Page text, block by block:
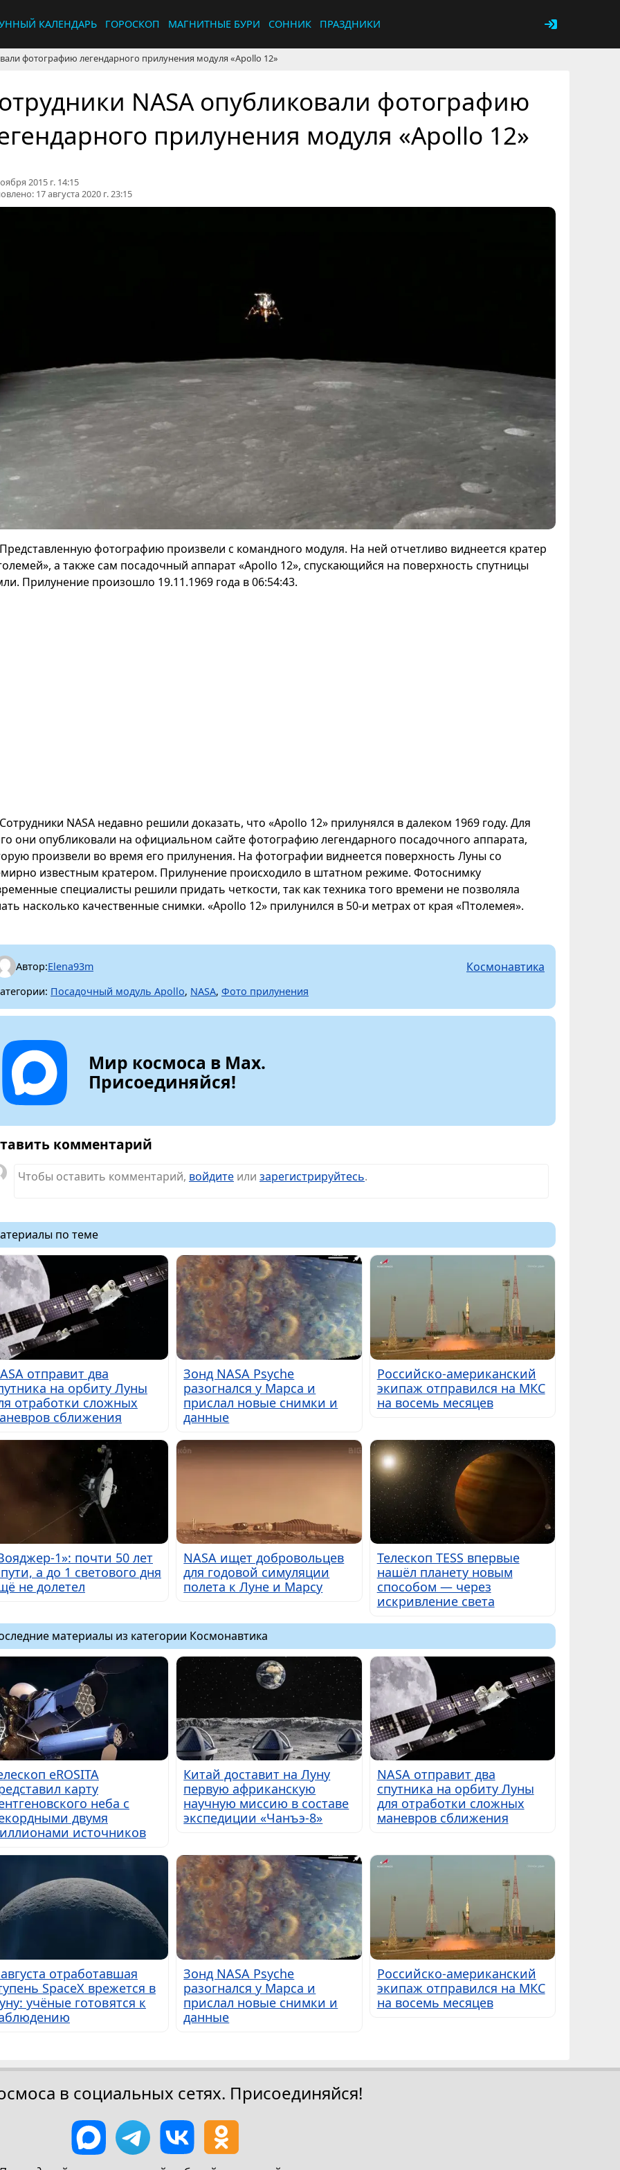
КАЛЕНДАРЬ ГОРОСКОП МАГНИТНЫЕ БУРИ СОННИК ПРАЗДНИКИ
фотографию легендарного прилунения модуля «Apollo 12»
NASA опубликовали фотографию
прилунения модуля «Apollo 12»
2015 г. 14:15
17 августа 2020 г. 23:15
Представленную фотографию произвели с командного модуля. На ней отчетливо виднеется кратер
а также сам посадочный аппарат «Apollo 12», спускающийся на поверхность спутницы
Прилунение произошло 19.11.1969 года в 06:54:43.
Сотрудники NASA недавно решили доказать, что «Apollo 12» прилунялся в далеком 1969 году. Для
они опубликовали на официальном сайте фотографию легендарного посадочного аппарата,
произвели во время его прилунения. На фотографии виднеется поверхность Луны со
известным кратером. Прилунение происходило в штатном режиме. Фотоснимку
специалисты решили придать четкости, так как техника того времени не позволяла
насколько качественные снимки. «Apollo 12» прилунился в 50-и метрах от края «Птолемея».
Автор:Elena93m Космонавтика
Посадочный модуль Apollo, NASA, Фото прилунения
Мир космоса в Max.
Присоединяйся!
комментарий
Чтобы оставить комментарий, войдите или зарегистрируйтесь.
по теме
отправит два
на орбиту Луны
отработки сложных
сближения
Зонд NASA Psyche
разогнался у Марса и
прислал новые снимки и
данные
Российско-американский
экипаж отправился на МКС
на восемь месяцев
1»: почти 50 лет
а до 1 светового дня
не долетел
NASA ищет добровольцев
для годовой симуляции
полета к Луне и Марсу
Телескоп TESS впервые
нашёл планету новым
способом — через
искривление света
материалы из категории Космонавтика
eROSITA
карту
неба с
двумя
источников
Китай доставит на Луну
первую африканскую
научную миссию в составе
экспедиции «Чанъэ-8»
NASA отправит два
спутника на орбиту Луны
для отработки сложных
маневров сближения
отработавшая
SpaceX врежется в
учёные готовятся к
Зонд NASA Psyche
разогнался у Марса и
прислал новые снимки и
данные
Российско-американский
экипаж отправился на МКС
на восемь месяцев
в социальных сетях. Присоединяйся!